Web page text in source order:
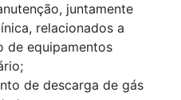
juntamente
relacionados a
de equipamentos
de descarga de gás